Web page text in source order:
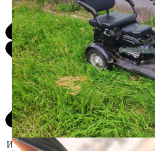
Информация о предмете торгов